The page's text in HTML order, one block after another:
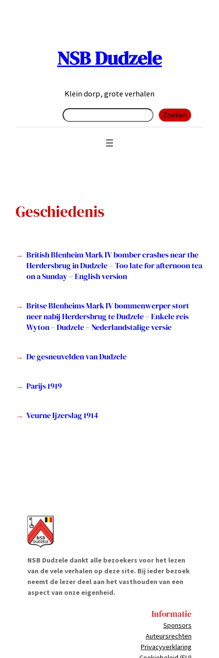
NSB Dudzele
Klein dorp, grote verhalen
Zoeken
Geschiedenis
British Blenheim Mark IV bomber crashes near the
Herdersbrug in Dudzele – Too late for afternoon tea
on a Sunday – English version
Britse Blenheims Mark IV bommenwerper stort
neer nabij Herdersbrug te Dudzele – Enkele reis
Wyton – Dudzele – Nederlandstalige versie
De gesneuvelden van Dudzele
Parijs 1919
Veurne Ijzerslag 1914
NSB Dudzele dankt alle bezoekers voor het lezen
van de vele verhalen op deze site. Bij ieder bezoek
neemt de lezer deel aan het vasthouden van een
aspect van onze eigenheid.
Informatie
Sponsors
Auteursrechten
Privacyverklaring